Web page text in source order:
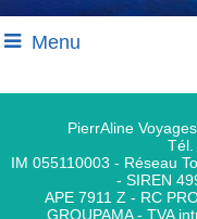
Menu
PierrAline
Tél.
IM 055110003 - Réseau
- SIREN
APE 7911 Z - RC
GROUPAMA - TVA